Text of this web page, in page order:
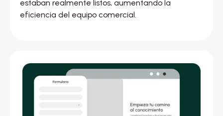
estaban realmente listos, aumentando la
eficiencia del equipo comercial.